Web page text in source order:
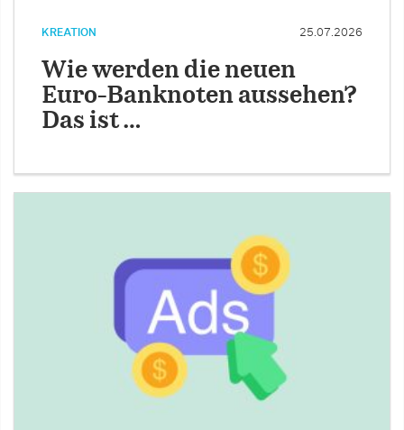
KREATION 25.07.2026
Wie werden die neuen
Euro-Banknoten aussehen?
Das ist …